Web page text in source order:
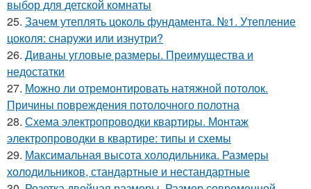
выбор для детской комнаты
25. Зачем утеплять цоколь фундамента. №1. Утепление
цоколя: снаружи или изнутри?
26. Диваны угловые размеры. Преимущества и
недостатки
27. Можно ли отремонтировать натяжной потолок.
Причины повреждения потолочного полотна
28. Схема электропроводки квартиры. Монтаж
электропроводки в квартире: типы и схемы
29. Максимальная высота холодильника. Размеры
холодильников, стандартные и нестандартные